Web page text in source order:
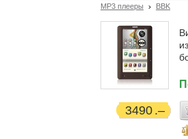
MP3 плееры BBK
3490